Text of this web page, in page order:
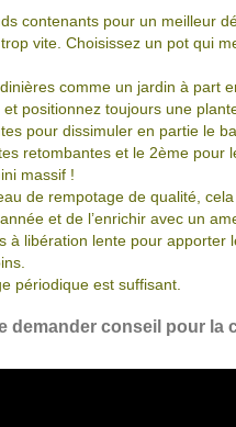
contenants pour un meilleur
vite. Choisissez un pot qui
comme un jardin à part
et positionnez toujours une
pour dissimuler en partie le
retombantes et le 2ème pour
massif !
de rempotage de qualité,
et de l’enrichir avec un
à libération lente pour
périodique est suffisant.
demander conseil pour